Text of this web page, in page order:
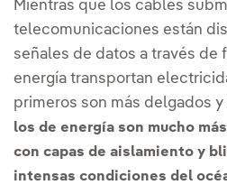
Mientras que los cables
telecomunicaciones están
señales de datos a través de
energía transportan
primeros son más delgados
los de energía son mucho
con capas de aislamiento y
intensas condiciones del